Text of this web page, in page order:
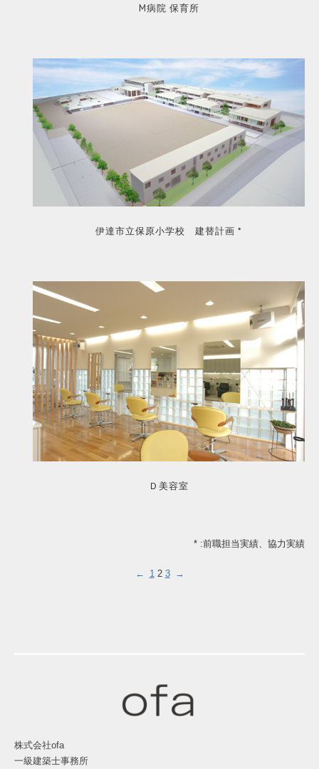
M病院 保育所
伊達市立保原小学校 建替計画 *
Ｄ美容室
* :前職担当実績、協力実績
← 1 2 3 →
株式会社ofa
一級建築士事務所